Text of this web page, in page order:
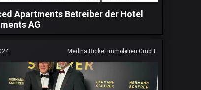
Apartments Betreiber der Hotel
AG
Medina Rickel Immobilien GmbH